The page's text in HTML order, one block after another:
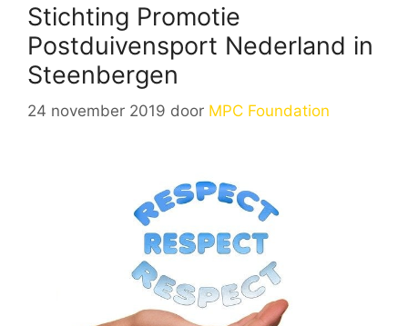
Stichting Promotie
Postduivensport Nederland in
Steenbergen
24 november 2019 door MPC Foundation